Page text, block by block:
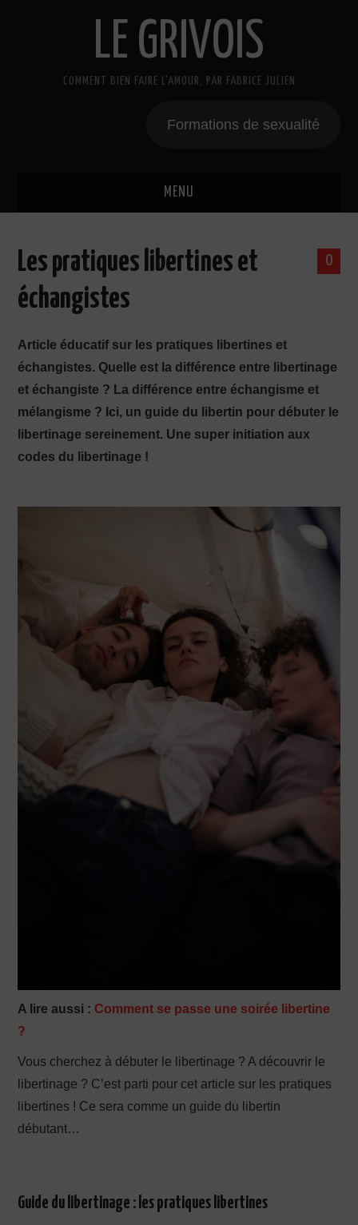
LE GRIVOIS
COMMENT BIEN FAIRE L'AMOUR, PAR FABRICE JULIEN
Formations de sexualité
MENU
A PROPOS
CADEAU
PRODUCTION X
0
Les pratiques libertines et
échangistes
Article éducatif sur les pratiques libertines et
échangistes. Quelle est la différence entre libertinage
et échangiste ? La différence entre échangisme et
mélangisme ? Ici, un guide du libertin pour débuter le
libertinage sereinement. Une super initiation aux
codes du libertinage !
A lire aussi : Comment se passe une soirée libertine
?
Vous cherchez à débuter le libertinage ? A découvrir le
libertinage ? C’est parti pour cet article sur les pratiques
libertines ! Ce sera comme un guide du libertin
débutant…
Guide du libertinage : les pratiques libertines